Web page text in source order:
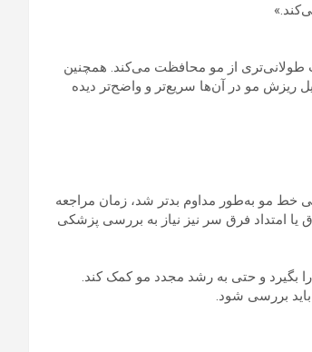
طولانی‌تری از مو محافظت می‌کند. همچنین
ریزش مو در آن‌ها سریع‌تر و واضح‌تر دیده
خط مو به‌طور مداوم بدتر شد، زمان مراجعه
امتداد فرق سر نیز نیاز به بررسی پزشکی
بگیرد و حتی به رشد مجدد مو کمک کند.
بررسی شود.